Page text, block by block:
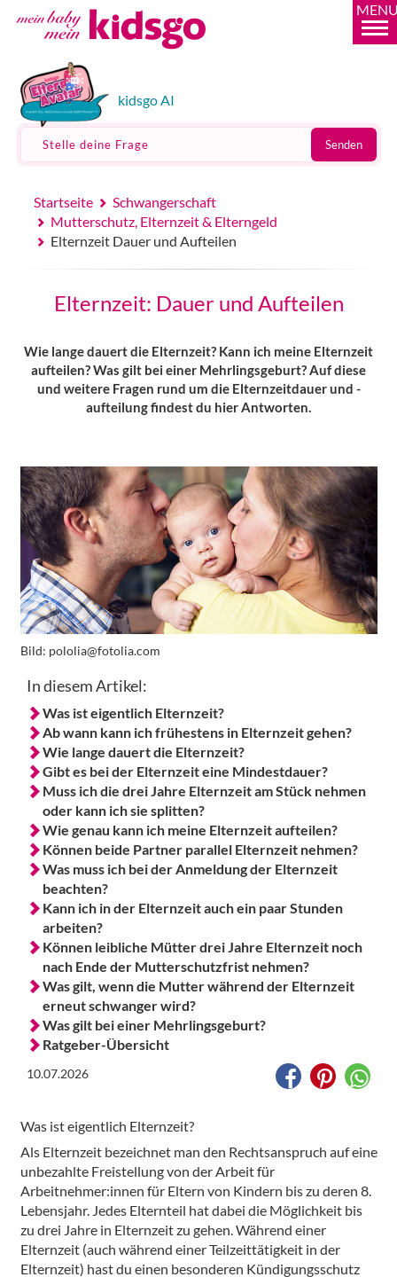
kidsgo AI
Stelle deine Frage Senden
Startseite
Schwangerschaft
Mutterschutz, Elternzeit & Elterngeld
Elternzeit Dauer und Aufteilen
Elternzeit: Dauer und Aufteilen
Wie lange dauert die Elternzeit? Kann ich meine Elternzeit
aufteilen? Was gilt bei einer Mehrlingsgeburt? Auf diese
und weitere Fragen rund um die Elternzeitdauer und -
aufteilung findest du hier Antworten.
Bild: pololia@fotolia.com
In diesem Artikel:
Was ist eigentlich Elternzeit?
Ab wann kann ich frühestens in Elternzeit gehen?
Wie lange dauert die Elternzeit?
Gibt es bei der Elternzeit eine Mindestdauer?
Muss ich die drei Jahre Elternzeit am Stück nehmen
oder kann ich sie splitten?
Wie genau kann ich meine Elternzeit aufteilen?
Können beide Partner parallel Elternzeit nehmen?
Was muss ich bei der Anmeldung der Elternzeit
beachten?
Kann ich in der Elternzeit auch ein paar Stunden
arbeiten?
Können leibliche Mütter drei Jahre Elternzeit noch
nach Ende der Mutterschutzfrist nehmen?
Was gilt, wenn die Mutter während der Elternzeit
erneut schwanger wird?
Was gilt bei einer Mehrlingsgeburt?
Ratgeber-Übersicht
10.07.2026
Was ist eigentlich Elternzeit?
Als Elternzeit bezeichnet man den Rechtsanspruch auf eine
unbezahlte Freistellung von der Arbeit für
Arbeitnehmer:innen für Eltern von Kindern bis zu deren 8.
Lebensjahr. Jedes Elternteil hat dabei die Möglichkeit bis
zu drei Jahre in Elternzeit zu gehen. Während einer
Elternzeit (auch während einer Teilzeittätigkeit in der
Elternzeit) hast du einen besonderen Kündigungsschutz